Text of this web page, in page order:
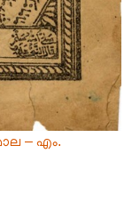
– എം.